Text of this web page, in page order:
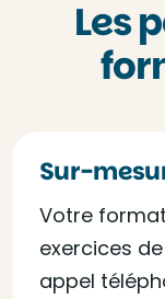
Les
Sur-
Votre
exercices
appel